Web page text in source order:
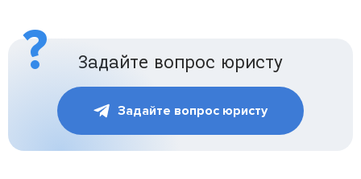
Задайте вопрос юристу
Задайте вопрос юристу